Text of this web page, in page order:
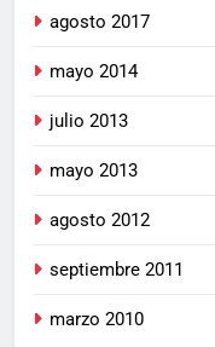
agosto 2017
mayo 2014
julio 2013
mayo 2013
agosto 2012
septiembre 2011
marzo 2010